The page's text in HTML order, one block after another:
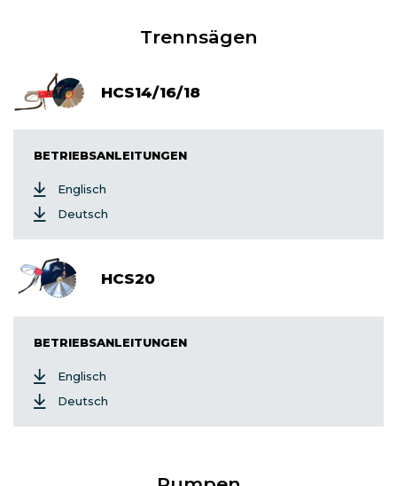
Trennsägen
HCS14/16/18
BETRIEBSANLEITUNGEN
Englisch
Deutsch
HCS20
BETRIEBSANLEITUNGEN
Englisch
Deutsch